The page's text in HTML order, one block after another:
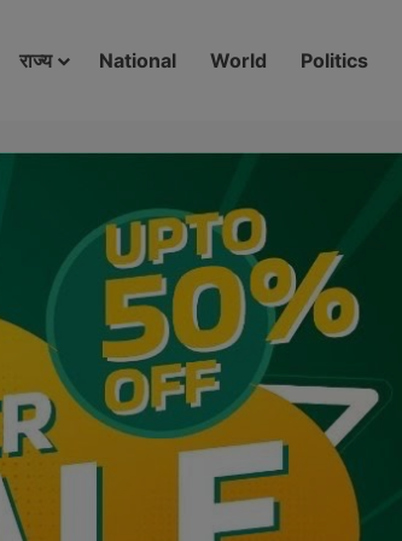
राज्य National World Politics